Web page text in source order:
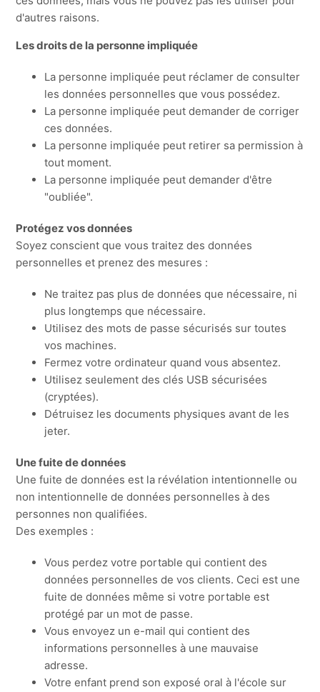
d'autres raisons.
Les droits de la personne impliquée
La personne impliquée peut réclamer de consulter
les données personnelles que vous possédez.
La personne impliquée peut demander de corriger
ces données.
La personne impliquée peut retirer sa permission à
tout moment.
La personne impliquée peut demander d'être
"oubliée".
Protégez vos données
Soyez conscient que vous traitez des données
personnelles et prenez des mesures :
Ne traitez pas plus de données que nécessaire, ni
plus longtemps que nécessaire.
Utilisez des mots de passe sécurisés sur toutes
vos machines.
Fermez votre ordinateur quand vous absentez.
Utilisez seulement des clés USB sécurisées
(cryptées).
Détruisez les documents physiques avant de les
jeter.
Une fuite de données
Une fuite de données est la révélation intentionnelle ou
non intentionnelle de données personnelles à des
personnes non qualifiées.
Des exemples :
Vous perdez votre portable qui contient des
données personnelles de vos clients. Ceci est une
fuite de données même si votre portable est
protégé par un mot de passe.
Vous envoyez un e-mail qui contient des
informations personnelles à une mauvaise
adresse.
Votre enfant prend son exposé oral à l'école sur